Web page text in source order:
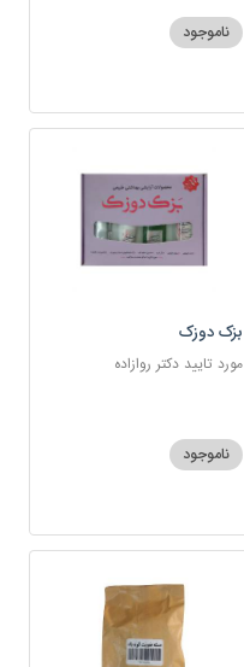
ناموجود
بزک دوزک
مورد تایید دکتر روازاده
ناموجود